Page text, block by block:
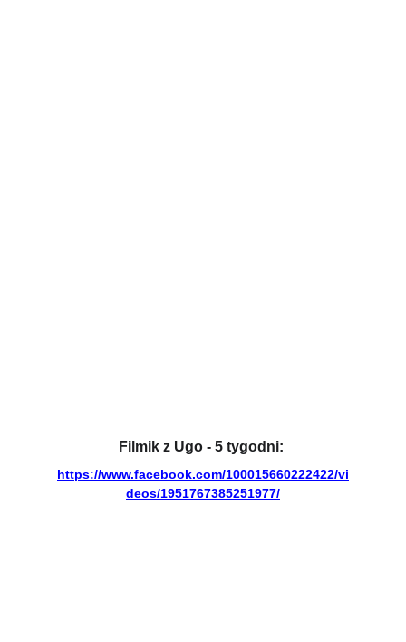
Filmik z Ugo - 5 tygodni:
https://www.facebook.com/100015660222422/vi
deos/1951767385251977/